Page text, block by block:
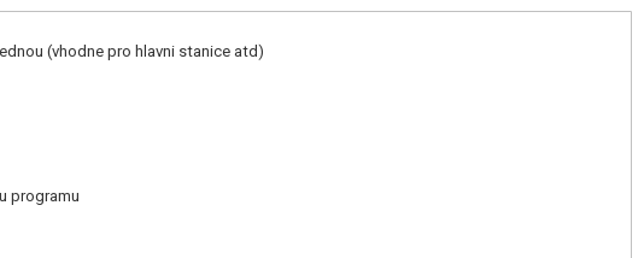
(vhodne pro hlavni stanice atd)
programu